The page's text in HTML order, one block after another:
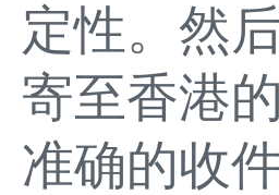
定性。然
寄至香港
准确的收